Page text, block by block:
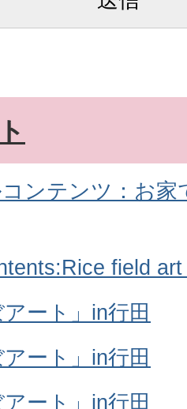
ンテンツ：お
field
ート」in行田
ート」in行田
ート」in行田